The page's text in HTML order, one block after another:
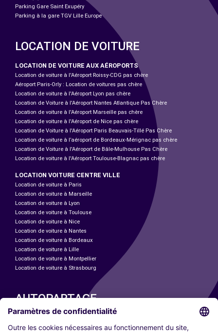
Parking Gare Saint Exupéry
Parking à la gare TGV Lille Europe
LOCATION DE VOITURE
LOCATION DE VOITURE AUX AÉROPORTS
Location de voiture à l'Aéroport Roissy-CDG pas chère
Aéroport Paris-Orly : Location de voitures pas chère
Location de voiture à l'Aéroport Lyon pas chère
Location de Voiture à l'Aéroport Nantes Atlantique Pas Chère
Location de voiture à l'Aéroport Marseille pas chère
Location de voiture à l'Aéroport de Nice pas chère
Location de Voiture à l'Aéroport Paris Beauvais-Tillé Pas Chère
Location de voiture à l’aéroport de Bordeaux-Mérignac pas chère
Location de Voiture à l'Aéroport de Bâle-Mulhouse Pas Chère
Location de voiture à l'Aéroport Toulouse-Blagnac pas chère
LOCATION VOITURE CENTRE VILLE
Location de voiture à Paris
Location de voiture à Marseille
Location de voiture à Lyon
Location de voiture à Toulouse
Location de voiture à Nice
Location de voiture à Nantes
Location de voiture à Bordeaux
Location de voiture à Lille
Location de voiture à Montpellier
Location de voiture à Strasbourg
AUTOPARTAGE
Paris